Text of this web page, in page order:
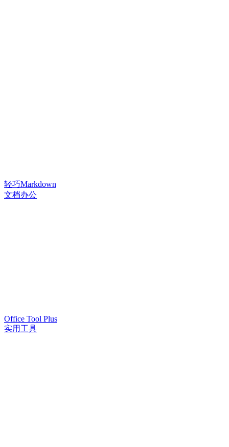
轻巧Markdown
文档办公
Office Tool Plus
实用工具